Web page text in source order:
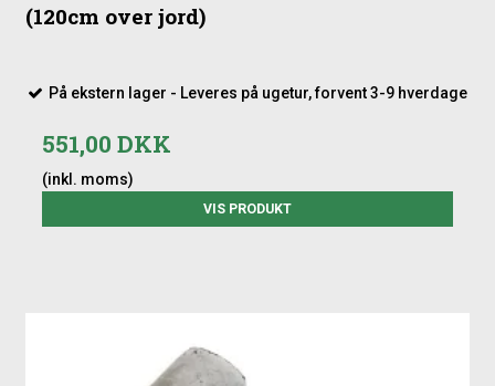
(120cm over jord)
På ekstern lager - Leveres på ugetur, forvent 3-9 hverdage
551,00 DKK
(inkl. moms)
VIS PRODUKT